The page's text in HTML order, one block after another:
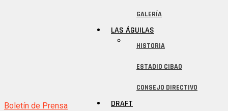
GALERÍA
LAS ÁGUILAS
HISTORIA
ESTADIO CIBAO
CONSEJO DIRECTIVO
DRAFT
Boletín de Prensa